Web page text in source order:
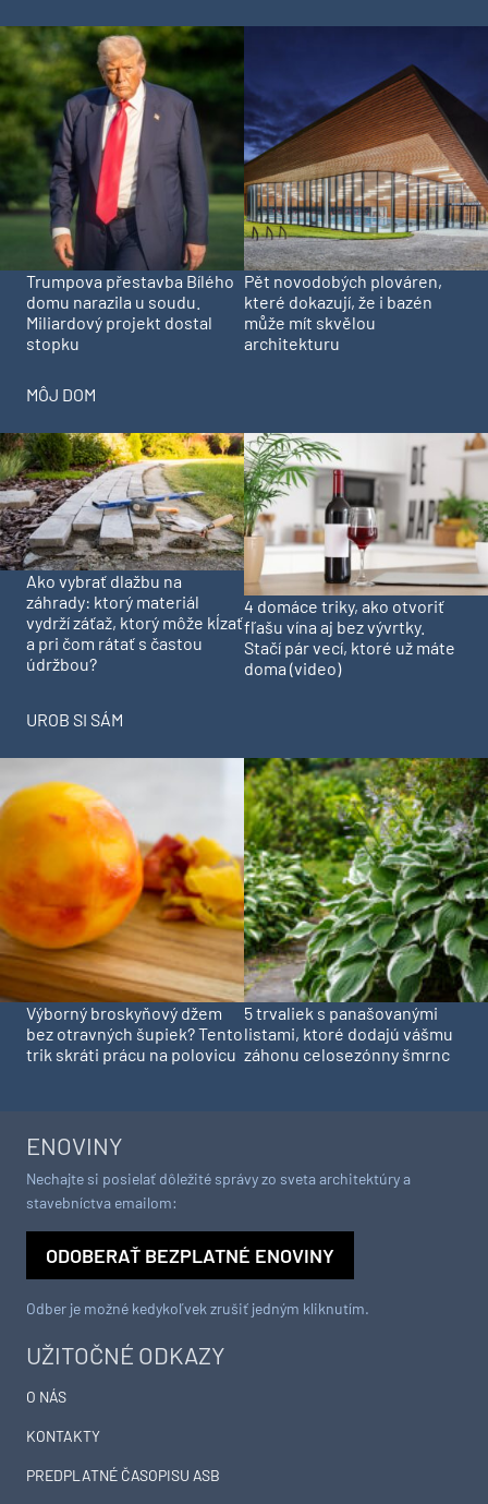
Trumpova přestavba Bílého
domu narazila u soudu.
Miliardový projekt dostal
stopku
Pět novodobých plováren,
které dokazují, že i bazén
může mít skvělou
architekturu
MÔJ DOM
Ako vybrať dlažbu na
záhrady: ktorý materiál
vydrží záťaž, ktorý môže kĺzať
a pri čom rátať s častou
údržbou?
4 domáce triky, ako otvoriť
fľašu vína aj bez vývrtky.
Stačí pár vecí, ktoré už máte
doma (video)
UROB SI SÁM
Výborný broskyňový džem
bez otravných šupiek? Tento
trik skráti prácu na polovicu
5 trvaliek s panašovanými
listami, ktoré dodajú vášmu
záhonu celosezónny šmrnc
UŽITOČNÉ ODKAZY
O NÁS
KONTAKTY
PREDPLATNÉ ČASOPISU ASB
ENOVINY
Nechajte si posielať dôležité správy zo sveta architektúry a
stavebníctva emailom:
ODOBERAŤ BEZPLATNÉ ENOVINY
Odber je možné kedykoľvek zrušiť jedným kliknutím.